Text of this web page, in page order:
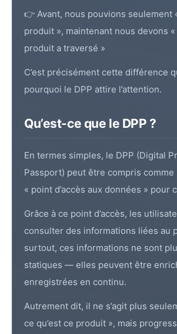
👉 Avant, nous pouvions seulement
produit », maintenant nous devons
produit a traversé »
C’est précisément cette différence
pourquoi le DPP attire l’attention.
Qu’est-ce que le DPP ?
En termes simples, le DPP (Digital
Passport) peut être compris comme
« point d’accès aux données » pour
Grâce à ce point d’accès, les
consulter des informations liées au
surtout, ces informations ne sont
statiques — elles peuvent être
enregistrées en continu.
Autrement dit, il ne s’agit plus
ce qu’est ce produit », mais